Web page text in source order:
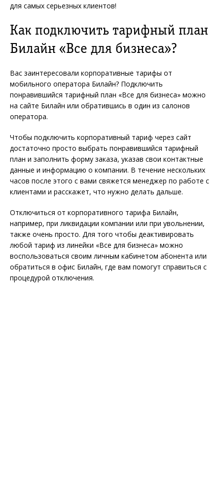
для самых серьезных клиентов!
Как подключить тарифный план
Билайн «Все для бизнеса»?
Вас заинтересовали корпоративные тарифы от
мобильного оператора Билайн? Подключить
понравившийся тарифный план «Все для бизнеса» можно
на сайте Билайн или обратившись в один из салонов
оператора.
Чтобы подключить корпоративный тариф через сайт
достаточно просто выбрать понравившийся тарифный
план и заполнить форму заказа, указав свои контактные
данные и информацию о компании. В течение нескольких
часов после этого с вами свяжется менеджер по работе с
клиентами и расскажет, что нужно делать дальше.
Отключиться от корпоративного тарифа Билайн,
например, при ликвидации компании или при увольнении,
также очень просто. Для того чтобы деактивировать
любой тариф из линейки «Все для бизнеса» можно
воспользоваться своим личным кабинетом абонента или
обратиться в офис Билайн, где вам помогут справиться с
процедурой отключения.